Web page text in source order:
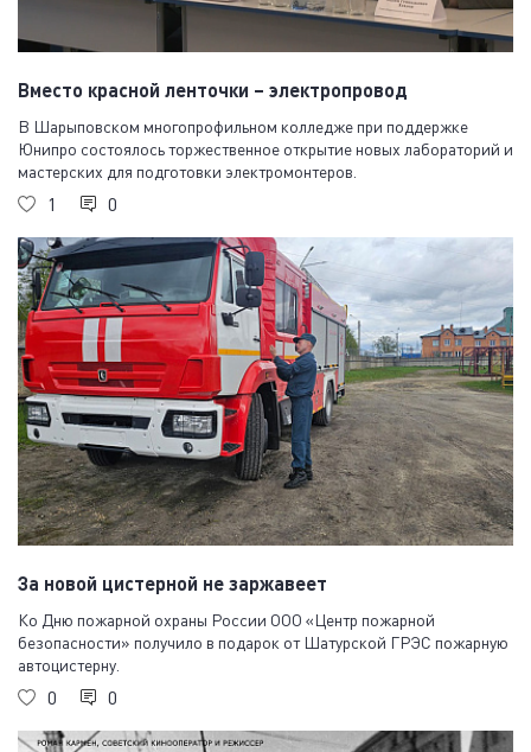
Вместо красной ленточки – электропровод
В Шарыповском многопрофильном колледже при поддержке
Юнипро состоялось торжественное открытие новых лабораторий и
мастерских для подготовки электромонтеров.
1 0
За новой цистерной не заржавеет
Ко Дню пожарной охраны России ООО «Центр пожарной
безопасности» получило в подарок от Шатурской ГРЭС пожарную
автоцистерну.
0 0